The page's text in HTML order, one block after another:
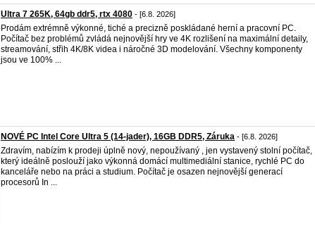
Ultra 7 265K, 64gb ddr5, rtx 4080 - [6.8. 2026]
Prodám extrémně výkonné, tiché a precizně poskládané herní a pracovní PC.
Počítač bez problémů zvládá nejnovější hry ve 4K rozlišení na maximální detaily,
streamování, střih 4K/8K videa i náročné 3D modelování. Všechny komponenty
jsou ve 100% ...
NOVÉ PC Intel Core Ultra 5 (14-jader), 16GB DDR5, Záruka - [6.8. 2026]
Zdravím, nabízím k prodeji úplně nový, nepoužívaný , jen vystavený stolní počítač,
který ideálně poslouží jako výkonná domácí multimediální stanice, rychlé PC do
kanceláře nebo na práci a studium. Počítač je osazen nejnovější generací
procesorů In ...